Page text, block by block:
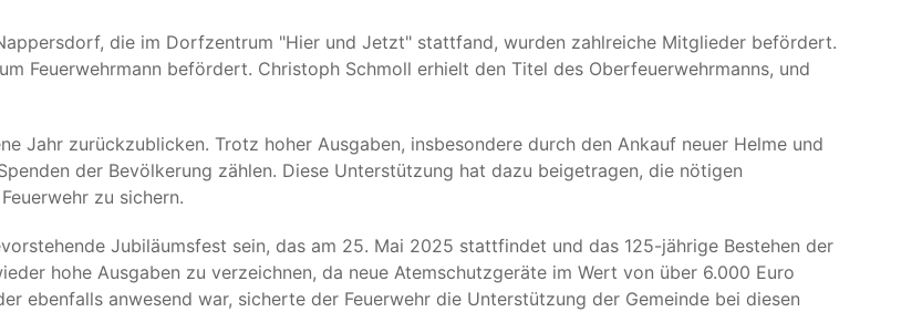
die im Dorfzentrum "Hier und Jetzt" stattfand, wurden zahlreiche Mitglieder befördert.
Feuerwehrmann befördert. Christoph Schmoll erhielt den Titel des Oberfeuerwehrmanns, und
Jahr zurückzublicken. Trotz hoher Ausgaben, insbesondere durch den Ankauf neuer Helme und
der Bevölkerung zählen. Diese Unterstützung hat dazu beigetragen, die nötigen
zu sichern.
Jubiläumsfest sein, das am 25. Mai 2025 stattfindet und das 125-jährige Bestehen der
hohe Ausgaben zu verzeichnen, da neue Atemschutzgeräte im Wert von über 6.000 Euro
ebenfalls anwesend war, sicherte der Feuerwehr die Unterstützung der Gemeinde bei diesen